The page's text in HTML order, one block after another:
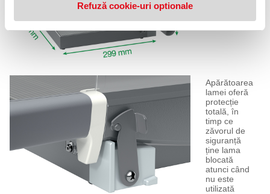
Refuză cookie-uri optionale
precisă
Apărătoarea
lamei oferă
protecție
totală, în
timp ce
zăvorul de
siguranță
ține lama
blocată
atunci când
nu este
utilizată